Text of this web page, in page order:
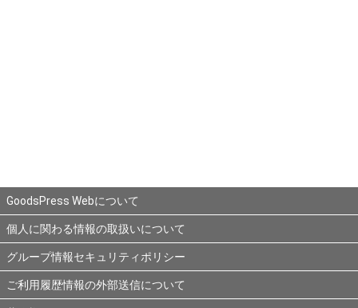
GoodsPress Webについて
個人に関わる情報の取扱いについて
グループ情報セキュリティポリシー
ご利用履歴情報の外部送信について